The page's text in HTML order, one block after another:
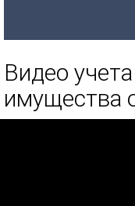
Видео
имущества